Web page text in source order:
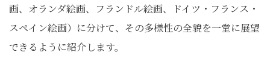
画、オランダ絵画、フランドル絵画、ドイツ・フランス・
スペイン絵画）に分けて、その多様性の全貌を一堂に展望
できるように紹介します。